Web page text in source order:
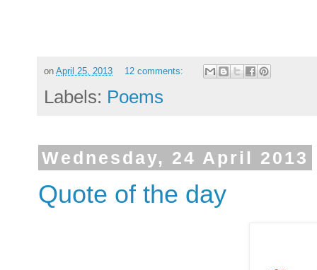
on April 25, 2013 12 comments:
Labels: Poems
Wednesday, 24 April 2013
Quote of the day